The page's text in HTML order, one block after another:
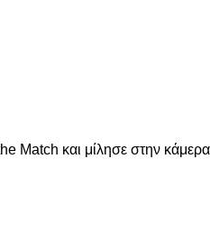
Match και μίλησε στην